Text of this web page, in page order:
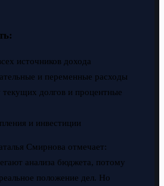
источников дохода
и переменные расходы
долгов и процентные
и инвестиции
Смирнова отмечает:
анализа бюджета, потому
положение дел. Но